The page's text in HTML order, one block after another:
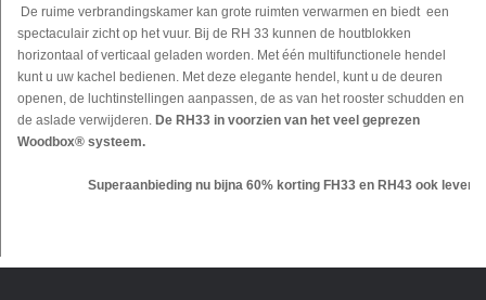
De ruime verbrandingskamer kan grote ruimten verwarmen en biedt een
spectaculair zicht op het vuur. Bij de RH 33 kunnen de houtblokken
horizontaal of verticaal geladen worden. Met één multifunctionele hendel
kunt u uw kachel bedienen. Met deze elegante hendel, kunt u de deuren
openen, de luchtinstellingen aanpassen, de as van het rooster schudden en
de aslade verwijderen. De RH33 in voorzien van het veel geprezen
Woodbox® systeem.
Superaanbieding nu bijna 60% korting FH33 en RH43 ook